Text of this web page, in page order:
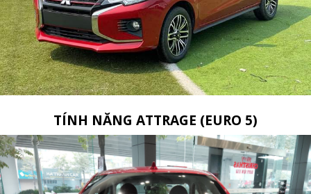
TÍNH NĂNG ATTRAGE (EURO 5)